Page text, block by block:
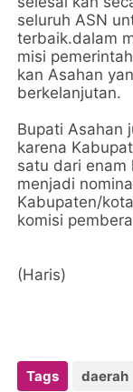
seluruh ASN
terbaik.dalam
misi
kan Asahan
berkelanjutan.
Bupati Asahan
karena
satu dari enam
menjadi
Kabupaten/
komisi
(Haris)
Tags daerah